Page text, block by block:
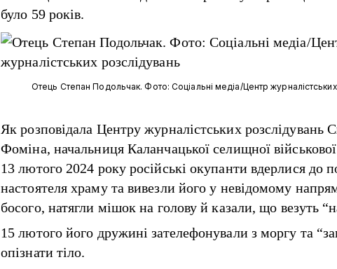
було 59 років.
Отець Степан Подольчак. Фото: Соціальні медіа/Центр
Якрозповідала Центру журналістських розслідувань
Фоміна, начальниця Каланчацької селищної військової
13 лютого 2024 року російські окупанти вдерлися до
настоятеля храму та вивезли його у невідомому
босого, натягли мішок на голову й казали, що везуть
15 лютого його дружині зателефонували з моргу та
опізнати тіло.